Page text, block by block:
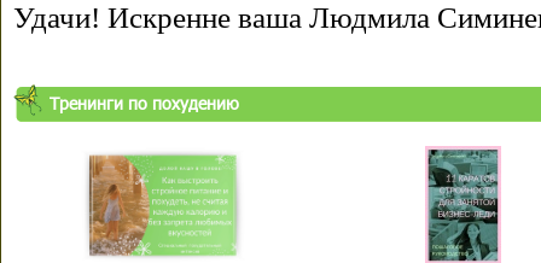
Удачи! Искренне ваша Людмила
Тренинги по похудению